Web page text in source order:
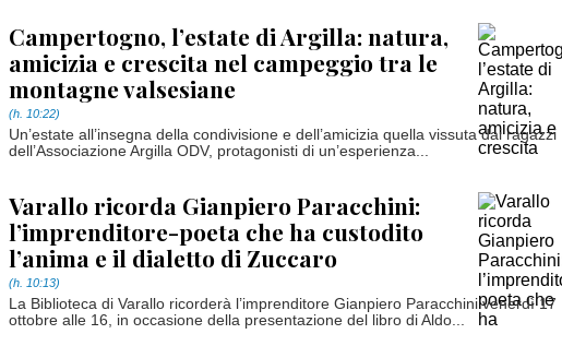
Campertogno, l’estate di Argilla: natura,
amicizia e crescita nel campeggio tra le
montagne valsesiane
(h. 10:22)
Un’estate all’insegna della condivisione e dell’amicizia quella vissuta dai ragazzi
dell’Associazione Argilla ODV, protagonisti di un’esperienza...
Varallo ricorda Gianpiero Paracchini:
l’imprenditore-poeta che ha custodito
l’anima e il dialetto di Zuccaro
(h. 10:13)
La Biblioteca di Varallo ricorderà l’imprenditore Gianpiero Paracchini venerdì 17
ottobre alle 16, in occasione della presentazione del libro di Aldo...